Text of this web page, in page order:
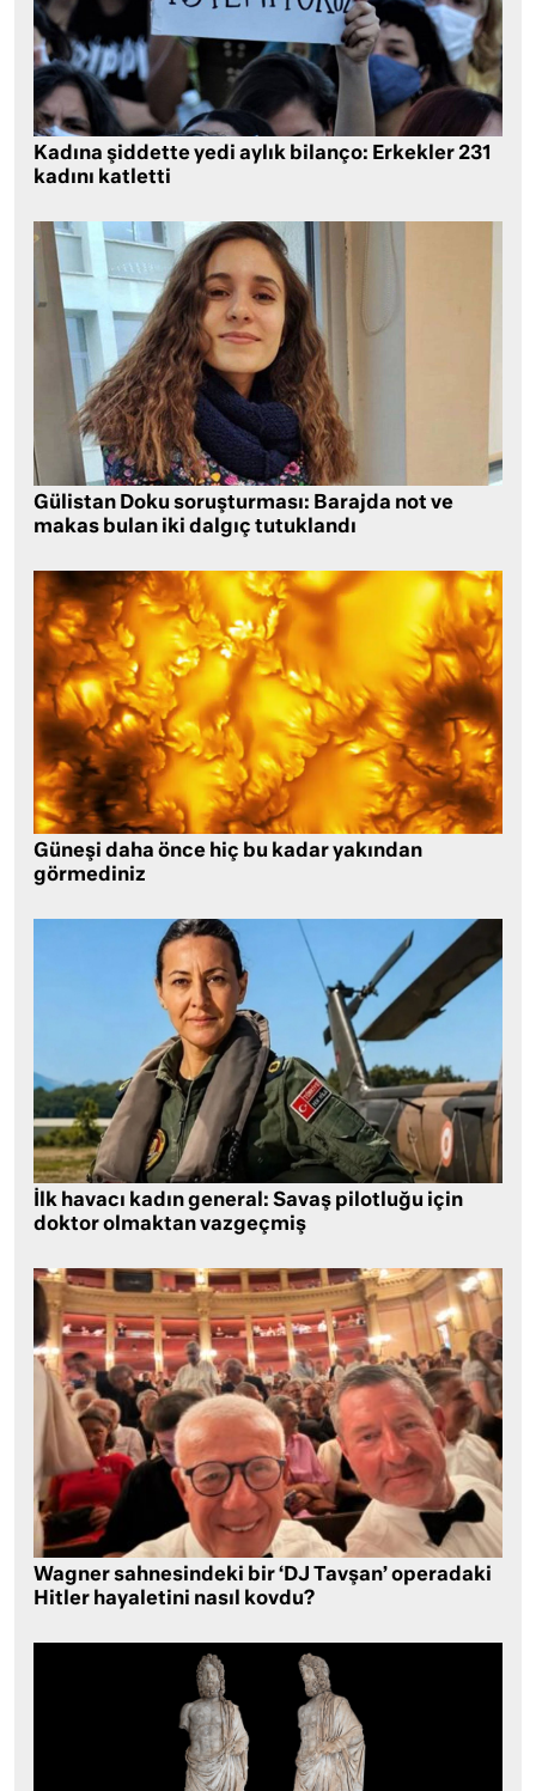
Kadına şiddette yedi aylık bilanço: Erkekler 231
kadını katletti
Gülistan Doku soruşturması: Barajda not ve
makas bulan iki dalgıç tutuklandı
Güneşi daha önce hiç bu kadar yakından
görmediniz
İlk havacı kadın general: Savaş pilotluğu için
doktor olmaktan vazgeçmiş
Wagner sahnesindeki bir ‘DJ Tavşan’ operadaki
Hitler hayaletini nasıl kovdu?